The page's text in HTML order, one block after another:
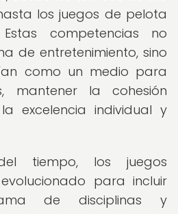
los juegos de pelota
Estas competencias no
de entretenimiento, sino
como un medio para
mantener la cohesión
excelencia individual y
tiempo, los juegos
para incluir
de disciplinas y